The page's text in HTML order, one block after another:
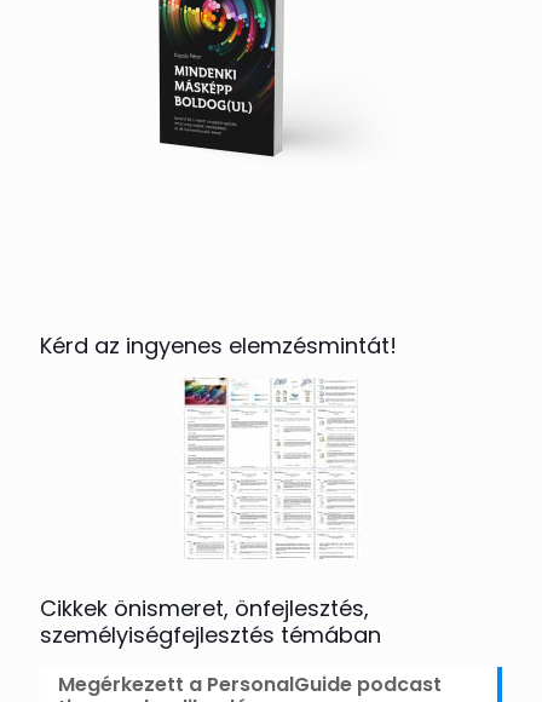
Kérd az ingyenes elemzésmintát!
Cikkek önismeret, önfejlesztés,
személyiségfejlesztés témában
Megérkezett a PersonalGuide podcast